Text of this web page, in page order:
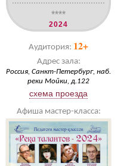
****
2024
Аудитория: 12+
Адрес зала:
Россия, Санкт-Петербург, наб.
реки Мойки, д.122
схема проезда
Афиша мастер-класса: